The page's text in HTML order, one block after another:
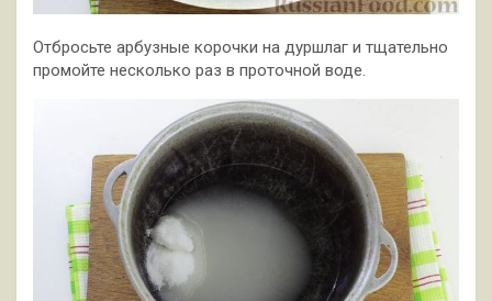
Отбросьте арбузные корочки на дуршлаг и тщательно
промойте несколько раз в проточной воде.